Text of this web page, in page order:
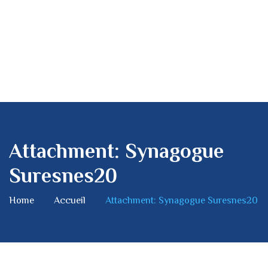
Attachment: Synagogue
Suresnes20
Home Accueil Attachment: Synagogue Suresnes20